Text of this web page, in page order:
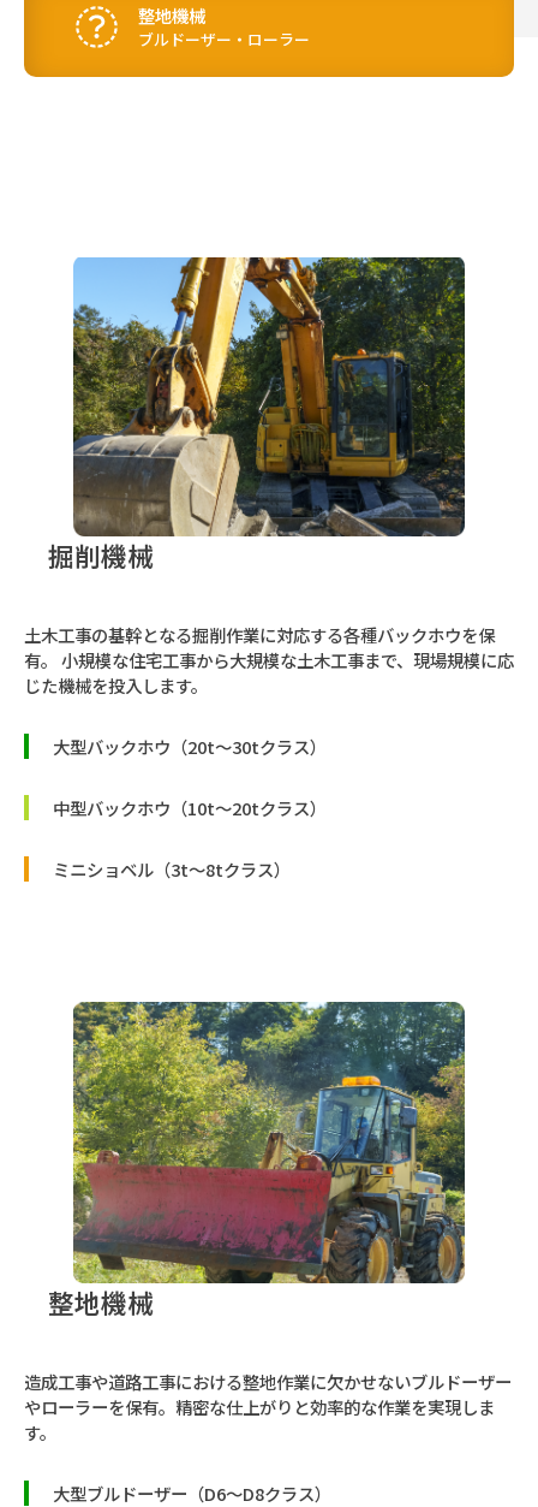
整地機械
ブルドーザー・ローラー
掘削機械
土木工事の基幹となる掘削作業に対応する各種バックホウを保
有。 小規模な住宅工事から大規模な土木工事まで、現場規模に応
じた機械を投入します。
大型バックホウ（20t〜30tクラス）
中型バックホウ（10t〜20tクラス）
ミニショベル（3t〜8tクラス）
整地機械
造成工事や道路工事における整地作業に欠かせないブルドーザー
やローラーを保有。精密な仕上がりと効率的な作業を実現しま
す。
大型ブルドーザー（D6〜D8クラス）